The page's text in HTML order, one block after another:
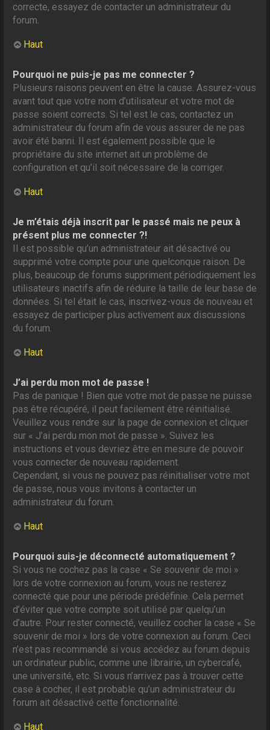
correcte, essayez de contacter un administrateur du
forum.
Haut
Pourquoi ne puis-je pas me connecter ?
Plusieurs raisons peuvent en être la cause. Assurez-vous
avant tout que votre nom d’utilisateur et votre mot de
passe soient corrects. Si tel est le cas, contactez un
administrateur du forum afin de vous assurer de ne pas
avoir été banni. Il est également possible que le
propriétaire du site internet ait un problème de
configuration et qu’il soit nécessaire de la corriger.
Haut
Je m’étais déjà inscrit par le passé mais ne peux à
présent plus me connecter ?!
Il est possible qu’un administrateur ait désactivé ou
supprimé votre compte pour une quelconque raison. De
plus, beaucoup de forums suppriment périodiquement les
utilisateurs inactifs afin de réduire la taille de leur base de
données. Si tel était le cas, inscrivez-vous de nouveau et
essayez de participer plus activement aux discussions
du forum.
Haut
J’ai perdu mon mot de passe !
Pas de panique ! Bien que votre mot de passe ne puisse
pas être récupéré, il peut facilement être réinitialisé.
Veuillez vous rendre sur la page de connexion et cliquer
sur « J’ai perdu mon mot de passe ». Suivez les
instructions et vous devriez être en mesure de pouvoir
vous connecter de nouveau rapidement.
Cependant, si vous ne pouvez pas réinitialiser votre mot
de passe, nous vous invitons à contacter un
administrateur du forum.
Haut
Pourquoi suis-je déconnecté automatiquement ?
Si vous ne cochez pas la case « Se souvenir de moi »
lors de votre connexion au forum, vous ne resterez
connecté que pour une période prédéfinie. Cela permet
d’éviter que votre compte soit utilisé par quelqu’un
d’autre. Pour rester connecté, veuillez cocher la case « Se
souvenir de moi » lors de votre connexion au forum. Ceci
n’est pas recommandé si vous accédez au forum depuis
un ordinateur public, comme une librairie, un cybercafé,
une université, etc. Si vous n’arrivez pas à trouver cette
case à cocher, il est probable qu’un administrateur du
forum ait désactivé cette fonctionnalité.
Haut